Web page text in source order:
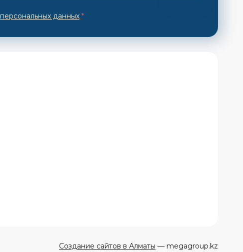
персональных данных *
Создание сайтов в Алматы — megagroup.kz